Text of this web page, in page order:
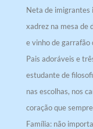
Neta de imigrantes
xadrez na mesa de
e vinho de garrafão
Pais adoráveis e
estudante de
nas escolhas, nos
coração que
Família: não